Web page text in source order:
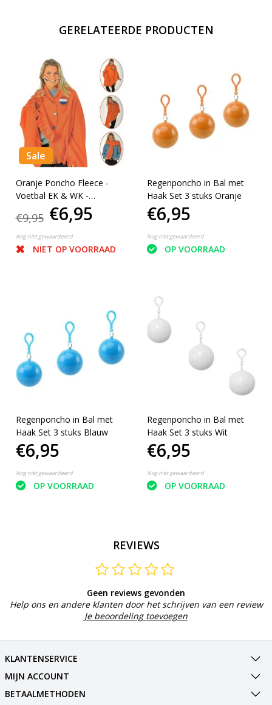
GERELATEERDE PRODUCTEN
Sale
Oranje Poncho Fleece -
Voetbal EK & WK -
Koningsdag - One size
€9,95 €6,95
Nog niet gewaardeerd
NIET OP VOORRAAD
Regenponcho in Bal met
Haak Set 3 stuks Oranje
€6,95
Nog niet gewaardeerd
OP VOORRAAD
Regenponcho in Bal met
Haak Set 3 stuks Blauw
€6,95
Nog niet gewaardeerd
OP VOORRAAD
Regenponcho in Bal met
Haak Set 3 stuks Wit
€6,95
Nog niet gewaardeerd
OP VOORRAAD
REVIEWS
Geen reviews gevonden
Help ons en andere klanten door het schrijven van een review
Je beoordeling toevoegen
KLANTENSERVICE
MIJN ACCOUNT
BETAALMETHODEN